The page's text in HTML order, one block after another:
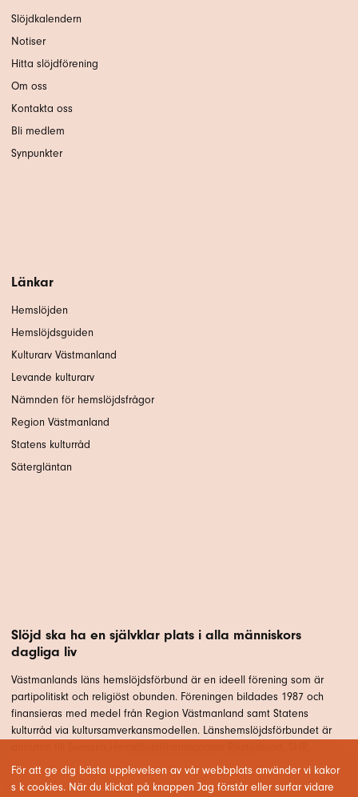
Slöjdkalendern
Notiser
Hitta slöjdförening
Om oss
Kontakta oss
Bli medlem
Synpunkter
Länkar
Hemslöjden
Hemslöjdsguiden
Kulturarv Västmanland
Levande kulturarv
Nämnden för hemslöjdsfrågor
Region Västmanland
Statens kulturråd
Sätergläntan
Slöjd ska ha en självklar plats i alla människors
dagliga liv
Västmanlands läns hemslöjdsförbund är en ideell förening som är
partipolitiskt och religiöst obunden. Föreningen bildades 1987 och
finansieras med medel från Region Västmanland samt Statens
kulturråd via kultursamverkansmodellen. Länshemslöjdsförbundet är
För att ge dig bästa upplevelsen av vår webbplats använder vi kakor
s k cookies. När du klickat på knappen Jag förstår eller surfar vidare